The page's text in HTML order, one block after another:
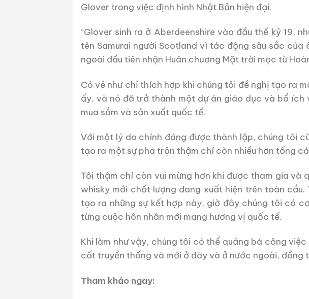
Glover trong việc định hình Nhật Bản hiện đại.
“Glover sinh ra ở Aberdeenshire vào đầu thế kỷ 19,
tên Samurai người Scotland vì tác động sâu sắc
ngoài đầu tiên nhận Huân chương Mặt trời mọc từ
Có vẻ như chỉ thích hợp khi chúng tôi đề nghị tạo ra
ấy, và nó đã trở thành một dự án giáo dục và bổ
mua sắm và sản xuất quốc tế.
Với một lý do chính đáng được thành lập, chúng tôi
tạo ra một sự pha trộn thậm chí còn nhiều hơn tổng
Tôi thậm chí còn vui mừng hơn khi được tham gia và
whisky mới chất lượng đang xuất hiện trên toàn
tạo ra những sự kết hợp này, giờ đây chúng tôi có
từng cuộc hôn nhân mới mang hương vị quốc tế.
Khi làm như vậy, chúng tôi có thể quảng bá công
cất truyền thống và mới ở đây và ở nước ngoài, đồng
Tham khảo ngay: